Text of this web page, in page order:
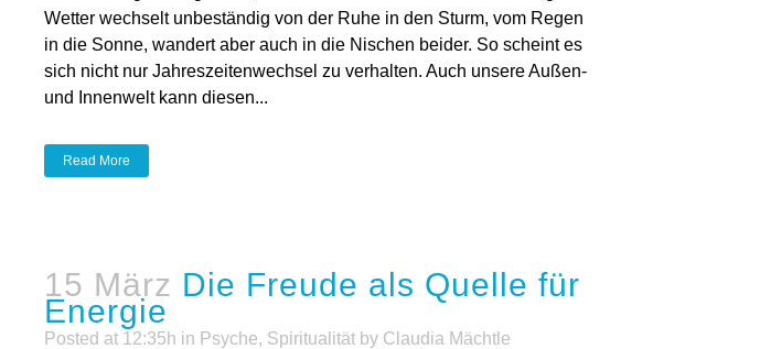
15 März Die Freude als Quelle für
Energie
Posted at 12:35h in Psyche, Spiritualität by Claudia Mächtle